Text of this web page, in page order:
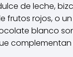
de leche,
frutos rojos, o
blanco